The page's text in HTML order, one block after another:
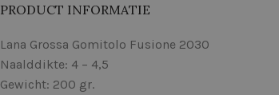
PRODUCT INFORMATIE
Lana Grossa Gomitolo Fusione 2030
Naalddikte: 4 – 4,5
Gewicht: 200 gr.